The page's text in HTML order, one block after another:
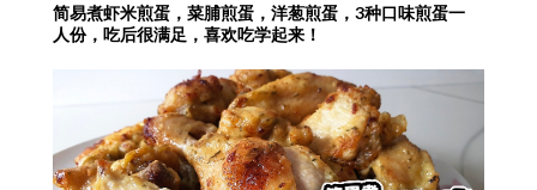
简易煮虾米煎蛋，菜脯煎蛋，洋葱煎蛋，3种口味煎蛋一
人份，吃后很满足，喜欢吃学起来！